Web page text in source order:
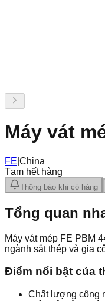
Máy vát
FE China
Tạm hết hàng
Thông báo khi có hàng
Tổng quan
Máy vát mép FE PBM
ngành sắt thép và gia
Điểm nổi bật của
Chất lượng công